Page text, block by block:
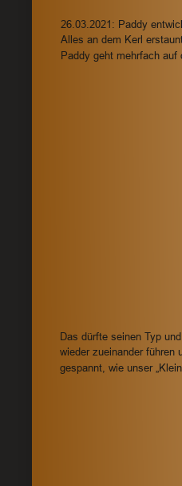
26.03.2021: Paddy
Alles an dem Kerl
Paddy geht mehrfach
Das dürfte seinen Typ
wieder zueinander führen
gespannt, wie unser